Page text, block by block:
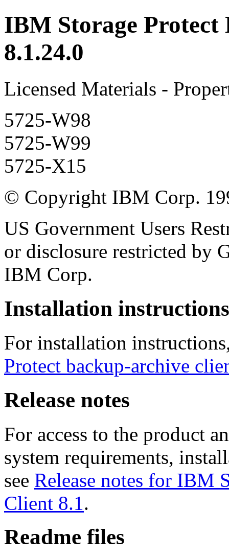
IBM Storage
8.1.24.0
Licensed Materials -
5725-W98
5725-W99
5725-X15
© Copyright IBM Corp.
US Government Users
or disclosure restricted by
IBM Corp.
Installation instructions
For installation
Protect backup-archive
Release notes
For access to the product
system requirements,
see Release notes for IBM
Client 8.1 .
Readme files